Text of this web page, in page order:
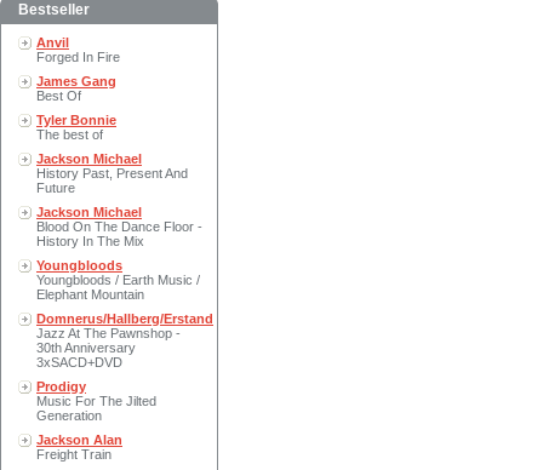
Bestseller
Anvil
Forged In Fire
James Gang
Best Of
Tyler Bonnie
The best of
Jackson Michael
History Past, Present And
Future
Jackson Michael
Blood On The Dance Floor -
History In The Mix
Youngbloods
Youngbloods / Earth Music /
Elephant Mountain
Domnerus/Hallberg/Erstand
Jazz At The Pawnshop -
30th Anniversary
3xSACD+DVD
Prodigy
Music For The Jilted
Generation
Jackson Alan
Freight Train